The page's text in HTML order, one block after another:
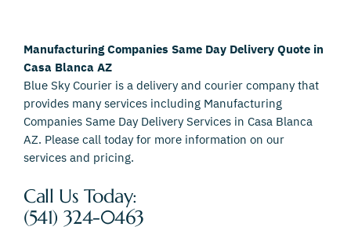
Manufacturing Companies Same Day Delivery Quote in
Casa Blanca AZ
Blue Sky Courier is a delivery and courier company that
provides many services including Manufacturing
Companies Same Day Delivery Services in Casa Blanca
AZ. Please call today for more information on our
services and pricing.
Call Us Today:
(541) 324-0463